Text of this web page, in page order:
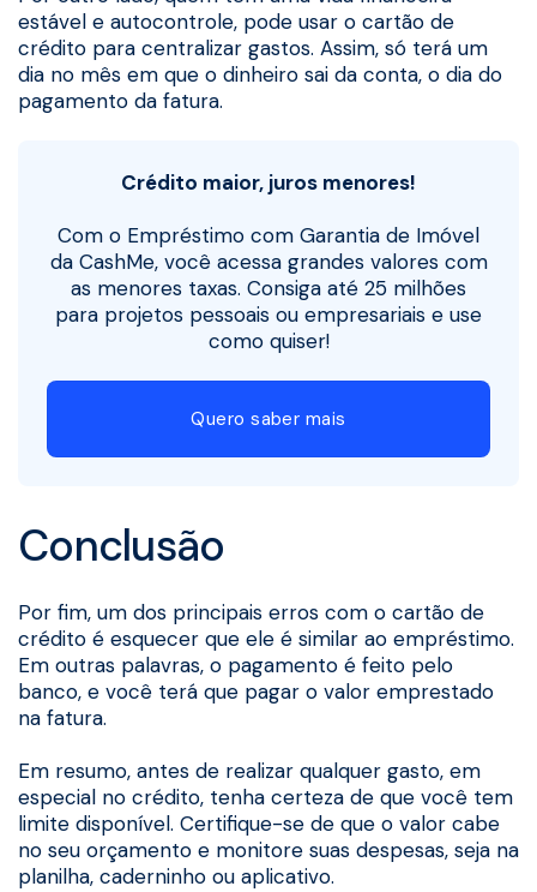
estável e autocontrole, pode usar o cartão de
crédito para centralizar gastos. Assim, só terá um
dia no mês em que o dinheiro sai da conta, o dia do
pagamento da fatura.
Crédito maior, juros menores!
Com o Empréstimo com Garantia de Imóvel
da CashMe, você acessa grandes valores com
as menores taxas. Consiga até 25 milhões
para projetos pessoais ou empresariais e use
como quiser!
Quero saber mais
Conclusão
Por fim, um dos principais erros com o cartão de
crédito é esquecer que ele é similar ao empréstimo.
Em outras palavras, o pagamento é feito pelo
banco, e você terá que pagar o valor emprestado
na fatura.
Em resumo, antes de realizar qualquer gasto, em
especial no crédito, tenha certeza de que você tem
limite disponível. Certifique-se de que o valor cabe
no seu orçamento e monitore suas despesas, seja na
planilha, caderninho ou aplicativo.